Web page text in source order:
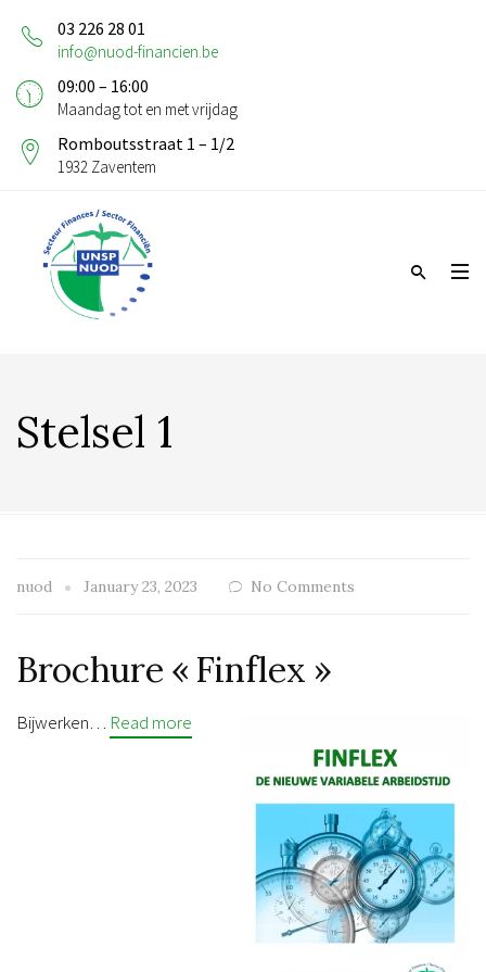
03 226 28 01
info@nuod-financien.be
09:00 – 16:00
Maandag tot en met vrijdag
Romboutsstraat 1 – 1/2
1932 Zaventem
Stelsel 1
nuod January 23, 2023 No Comments
Brochure « Finflex »
Bijwerken… Read more